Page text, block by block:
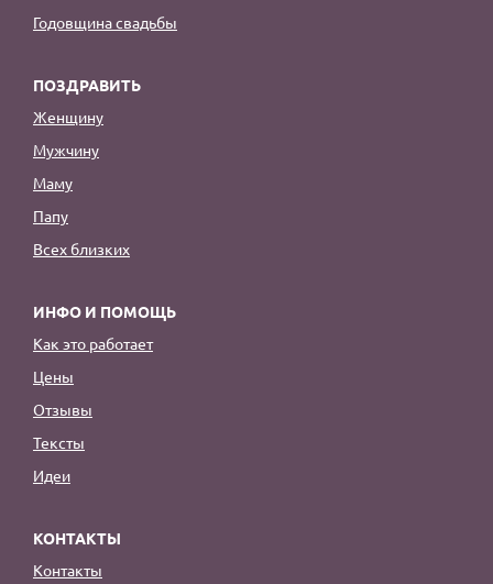
Годовщина свадьбы
ПОЗДРАВИТЬ
Женщину
Мужчину
Маму
Папу
Всех близких
ИНФО И ПОМОЩЬ
Как это работает
Цены
Отзывы
Тексты
Идеи
КОНТАКТЫ
Контакты